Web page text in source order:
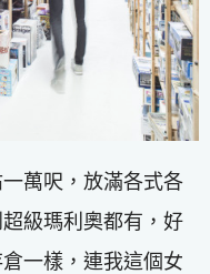
萬呎，放滿各式各
級瑪利奧都有，好
一樣，連我這個女